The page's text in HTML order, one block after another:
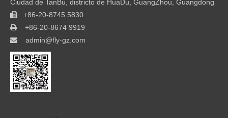
Ciudad de TanBu, districto de HuaDu, GuangZhou, Guangdong
 +86-20-8745 5830
 +86-20-8674 9919
 admin@fly-gz.com